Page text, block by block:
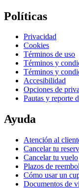
Políticas
Privacidad
Cookies
Términos de uso
Términos y
Términos y
Accesibilidad
Opciones de
Pautas y reporte
Ayuda
Atención al
Cancelar tu
Cancelar tu vuelo
Plazos de
Cómo usar un
Documentos de